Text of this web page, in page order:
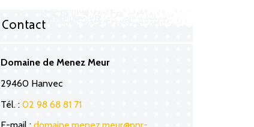
Contact
Domaine de Menez Meur
29460 Hanvec
Tél. : 02 98 68 81 71